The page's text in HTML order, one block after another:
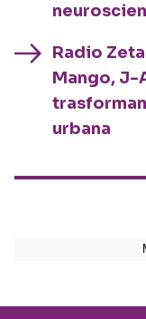
Radio
Mango, J-
urbana